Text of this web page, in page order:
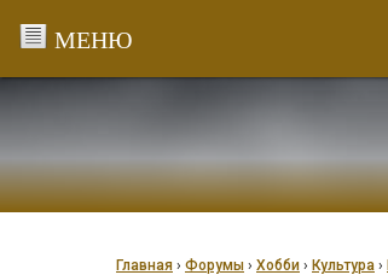
Главная › Форумы › Хобби › Культура ›